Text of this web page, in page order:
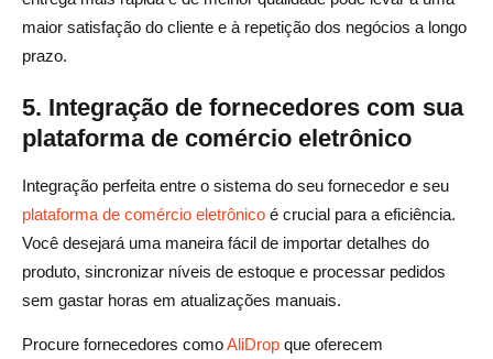
maior satisfação do cliente e à repetição dos negócios a longo
prazo.
5. Integração de fornecedores com sua
plataforma de comércio eletrônico
Integração perfeita entre o sistema do seu fornecedor e seu
plataforma de comércio eletrônico é crucial para a eficiência.
Você desejará uma maneira fácil de importar detalhes do
produto, sincronizar níveis de estoque e processar pedidos
sem gastar horas em atualizações manuais.
Procure fornecedores comoAliDrop que oferecem